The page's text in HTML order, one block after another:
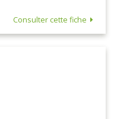
Consulter cette fiche